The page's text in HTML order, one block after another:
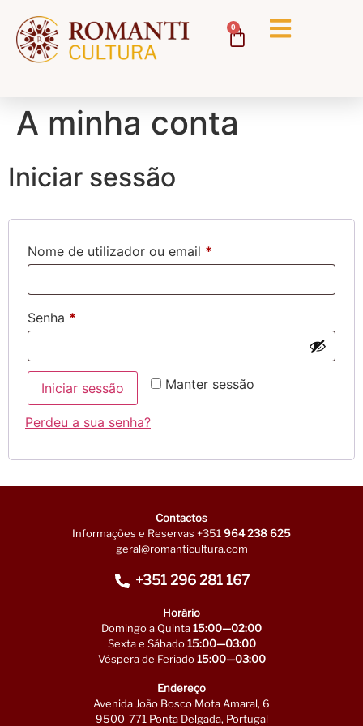
0
A minha conta
Iniciar sessão
Nome de utilizador ou email *
Senha *
Manter sessão
Iniciar sessão
Perdeu a sua senha?
Contactos
Informações e Reservas +351964 238 625
geral@romanticultura.com
+351 296 281 167
Horário
Domingo a Quinta15:00—02:00
Sexta e Sábado15:00—03:00
Véspera de Feriado15:00—03:00
Endereço
Avenida João Bosco Mota Amaral, 6
9500-771 Ponta Delgada, Portugal